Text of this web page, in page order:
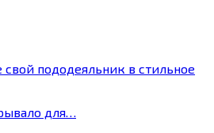
свой пододеяльник в стильное
для…